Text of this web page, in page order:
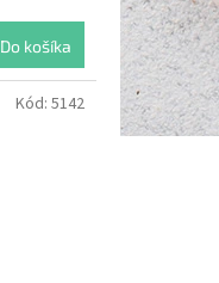
Do košíka
Kód: 5142